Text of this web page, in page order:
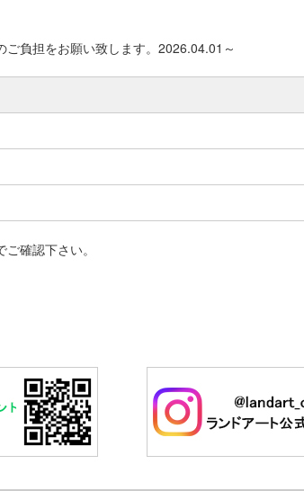
ご負担をお願い致します。2026.04.01～
ご確認下さい。